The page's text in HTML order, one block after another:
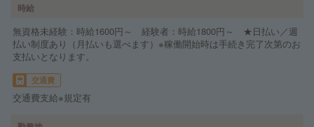
時給
無資格未経験：時給1600円～ 経験者：時給1800円～ ★日払い／週
払い制度あり（月払いも選べます）※稼働開始時は手続き完了次第のお
支払いとなります。
交通費
交通費支給※規定有